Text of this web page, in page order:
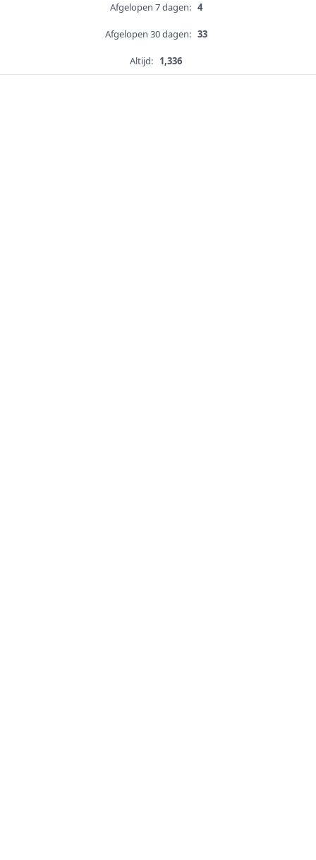
Afgelopen 7 dagen: 4
Afgelopen 30 dagen: 33
Altijd: 1,336